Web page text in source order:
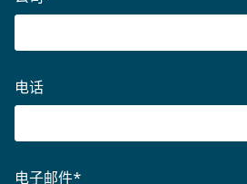
电话
电子邮件*